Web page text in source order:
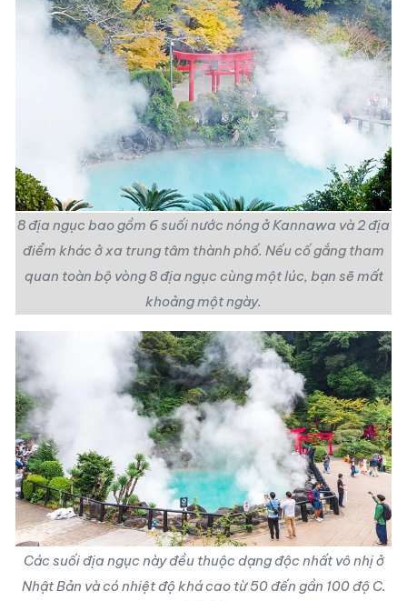
8 địa ngục bao gồm 6 suối nước nóng ở Kannawa và 2 địa
điểm khác ở xa trung tâm thành phố. Nếu cố gắng tham
quan toàn bộ vòng 8 địa ngục cùng một lúc, bạn sẽ mất
khoảng một ngày.
Các suối địa ngục này đều thuộc dạng độc nhất vô nhị ở
Nhật Bản và có nhiệt độ khá cao từ 50 đến gần 100 độ C.